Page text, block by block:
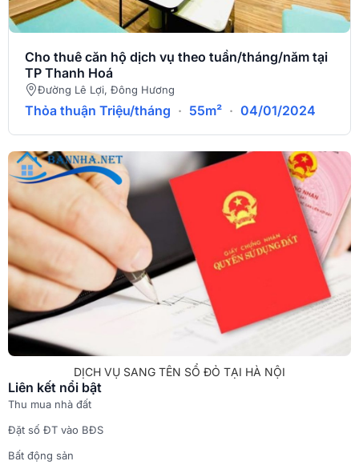
Cho thuê căn hộ dịch vụ theo tuần/tháng/năm tại
TP Thanh Hoá
Đường Lê Lợi, Đông Hương
Thỏa thuận Triệu/tháng · 55m² · 04/01/2024
DỊCH VỤ SANG TÊN SỔ ĐỎ TẠI HÀ NỘI
Liên kết nổi bật
Thu mua nhà đất
Đặt số ĐT vào BĐS
Bất động sản